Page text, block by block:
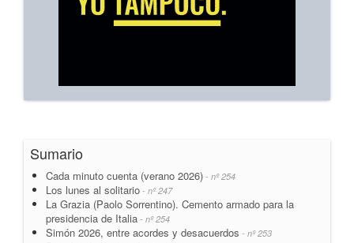
Sumario
Cada minuto cuenta (verano 2026) - nº 254
Los lunes al solitario - nº 247
La Grazia (Paolo Sorrentino). Cemento armado para la
presidencia de Italia - nº 254
Simón 2026, entre acordes y desacuerdos - nº 253